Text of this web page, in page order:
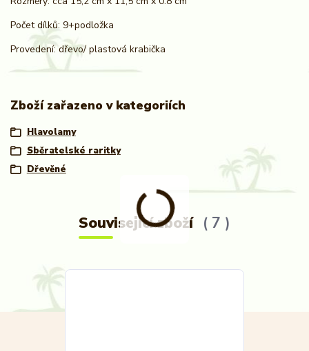
Počet dílků: 9+podložka
Provedení: dřevo/ plastová krabička
Zboží zařazeno v kategoriích
Hlavolamy
Sběratelské raritky
Dřevěné
Související zboží 7